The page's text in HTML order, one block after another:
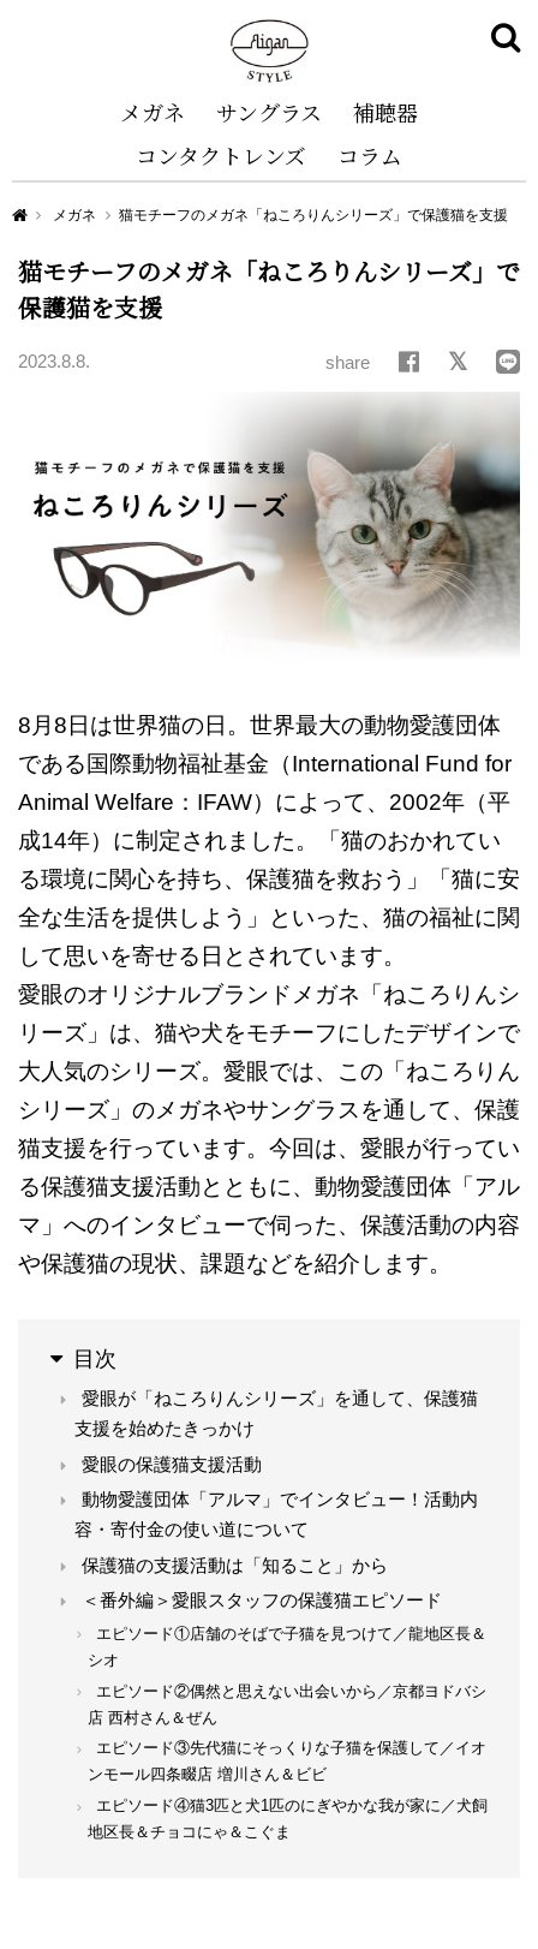
メガネ サングラス
補聴器
コンタクトレンズ
コラム
Aigan STYLE（メガネ・めがね）
メガネ 猫モチーフのメガネ「ねころりんシリーズ」で保護猫を支援
猫モチーフのメガネ「ねころりんシリーズ」で
保護猫を支援
2023.8.8. share
8月8日は世界猫の日。世界最大の動物愛護団体
である国際動物福祉基金（International Fund for
Animal Welfare：IFAW）によって、2002年（平
成14年）に制定されました。「猫のおかれてい
る環境に関心を持ち、保護猫を救おう」「猫に安
全な生活を提供しよう」といった、猫の福祉に関
して思いを寄せる日とされています。
愛眼のオリジナルブランドメガネ「ねころりんシ
リーズ」は、猫や犬をモチーフにしたデザインで
大人気のシリーズ。愛眼では、この「ねころりん
シリーズ」のメガネやサングラスを通して、保護
猫支援を行っています。今回は、愛眼が行ってい
る保護猫支援活動とともに、動物愛護団体「アル
マ」へのインタビューで伺った、保護活動の内容
や保護猫の現状、課題などを紹介します。
目次
愛眼が「ねころりんシリーズ」を通して、保護猫
支援を始めたきっかけ
愛眼の保護猫支援活動
動物愛護団体「アルマ」でインタビュー！活動内
容・寄付金の使い道について
保護猫の支援活動は「知ること」から
＜番外編＞愛眼スタッフの保護猫エピソード
エピソード①店舗のそばで子猫を見つけて／龍地区長＆
シオ
エピソード②偶然と思えない出会いから／京都ヨドバシ
店 西村さん＆ぜん
エピソード③先代猫にそっくりな子猫を保護して／イオ
ンモール四条畷店 増川さん＆ビビ
エピソード④猫3匹と犬1匹のにぎやかな我が家に／犬飼
地区長＆チョコにゃ＆こぐま